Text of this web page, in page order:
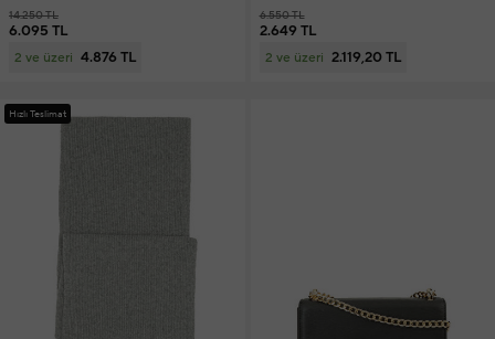
14.250 TL
6.095 TL
2 ve üzeri 4.876 TL
6.550 TL
2.649 TL
2 ve üzeri 2.119,20 TL
Hızlı Teslimat